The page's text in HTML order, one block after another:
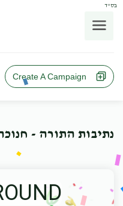
בס"ד
Create A Campaign
נתיבות התורה -